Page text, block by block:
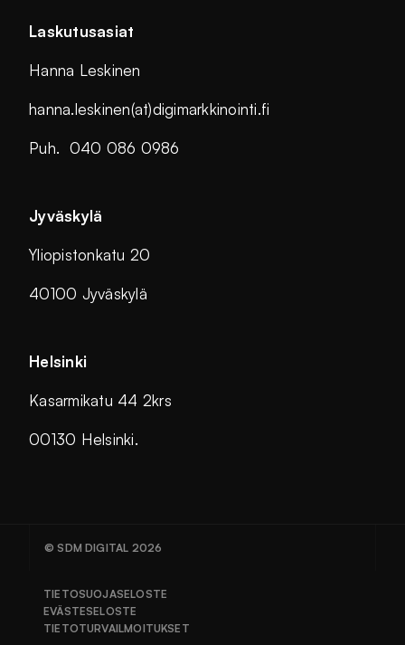
Laskutusasiat
Hanna Leskinen
hanna.leskinen(at)digimarkkinointi.fi
Puh. 040 086 0986
Jyväskylä
Yliopistonkatu 20
40100 Jyväskylä
Helsinki
Kasarmikatu 44 2krs
00130 Helsinki.
© SDM DIGITAL 2026
TIETOSUOJASELOSTE
EVÄSTESELOSTE
TIETOTURVAILMOITUKSET